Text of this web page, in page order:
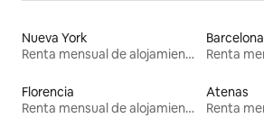
Nueva York
Renta mensual de alojamientos
Barcelona
Florencia
Renta mensual de alojamientos
Atenas